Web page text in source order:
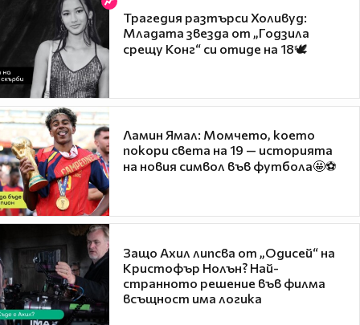
Трагедия разтърси Холивуд:
Младата звезда от „Годзила
срещу Конг“ си отиде на 18🕊️
Ламин Ямал: Момчето, което
покори света на 19 — историята
на новия символ във футбола🤩⚽
Защо Ахил липсва от „Одисей“ на
Кристофър Нолън? Най-
странното решение във филма
всъщност има логика